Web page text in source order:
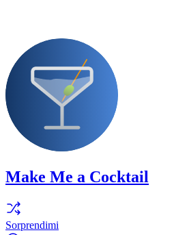
Make Me a Cocktail
Sorprendimi